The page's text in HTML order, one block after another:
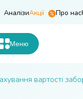
АналізиАкції Про нас
Меню
вартості